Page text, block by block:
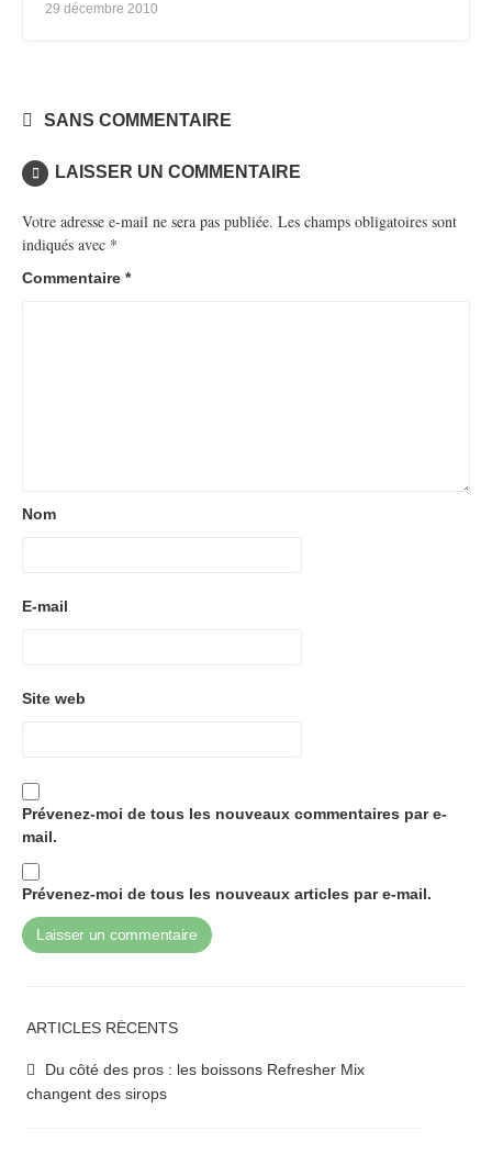
29 décembre 2010
SANS COMMENTAIRE
LAISSER UN COMMENTAIRE
Votre adresse e-mail ne sera pas publiée. Les champs obligatoires sont
indiqués avec *
Commentaire *
Nom
E-mail
Site web
Prévenez-moi de tous les nouveaux commentaires par e-
mail.
Prévenez-moi de tous les nouveaux articles par e-mail.
ARTICLES RÉCENTS
Du côté des pros : les boissons Refresher Mix
changent des sirops